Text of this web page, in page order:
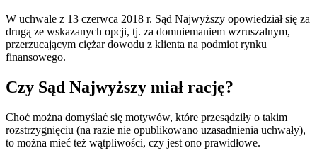
W uchwale z 13 czerwca 2018 r. Sąd Najwyższy opowiedział się za
drugą ze wskazanych opcji, tj. za domniemaniem wzruszalnym,
przerzucającym ciężar dowodu z klienta na podmiot rynku
finansowego.
Czy Sąd Najwyższy miał rację?
Choć można domyślać się motywów, które przesądziły o takim
rozstrzygnięciu (na razie nie opublikowano uzasadnienia uchwały),
to można mieć też wątpliwości, czy jest ono prawidłowe.